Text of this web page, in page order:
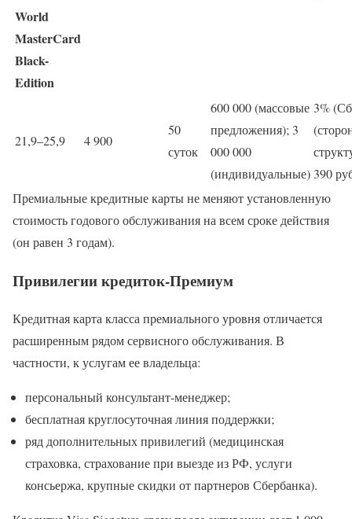
World
MasterCard
Black-
Edition
21,9–25,9 4 900
50
суток
600 000 (массовые
предложения); 3
000 000
(индивидуальные)
3%
390
Премиальные кредитные карты не меняют установленную
стоимость годового обслуживания на всем сроке действия
(он равен 3 годам).
Привилегии кредиток-Премиум
Кредитная карта класса премиального уровня отличается
расширенным рядом сервисного обслуживания. В
частности, к услугам ее владельца:
персональный консультант-менеджер;
бесплатная круглосуточная линия поддержки;
ряд дополнительных привилегий (медицинская
страховка, страхование при выезде из РФ, услуги
консьержа, крупные скидки от партнеров Сбербанка).